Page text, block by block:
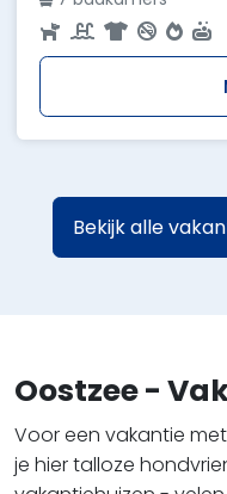
Bekijk alle
Oostzee -
Voor een vakantie
je hier talloze